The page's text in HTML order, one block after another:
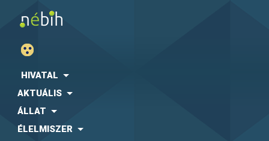
HIVATAL
AKTUÁLIS
ÁLLAT
ÉLELMISZER